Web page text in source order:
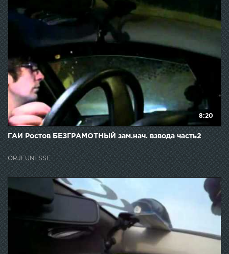
8:20
ГАИ Ростов БЕЗГРАМОТНЫЙ зам.нач. взвода часть2
ORJEUNESSE